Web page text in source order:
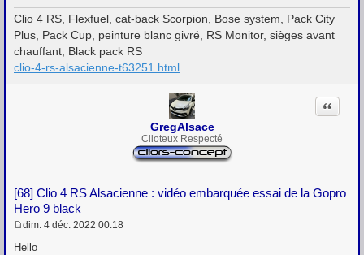
Clio 4 RS, Flexfuel, cat-back Scorpion, Bose system, Pack City
Plus, Pack Cup, peinture blanc givré, RS Monitor, sièges avant
chauffant, Black pack RS
clio-4-rs-alsacienne-t63251.html
GregAlsace
Clioteux Respecté
[68] Clio 4 RS Alsacienne : vidéo embarquée essai de la Gopro
Hero 9 black
Citation
e
dim. 4 déc. 2022 00:18
Hello